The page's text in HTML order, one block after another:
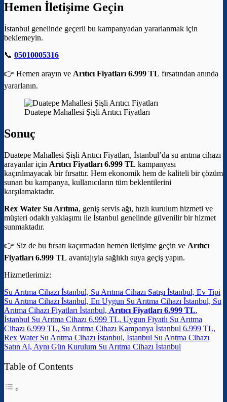
Hemen İletişime Geçin
İstanbul genelinde geçerli bu kampanyadan yararlanmak için
beklemeyin.
📞 05010005316
👉 Hemen arayın ve Arıtıcı Fiyatları 6.999 TL fırsatından anında
yararlanın.
Duatepe Mahallesi Şişli Arıtıcı Fiyatları
Sonuç
Duatepe Mahallesi Şişli Arıtıcı Fiyatları, İstanbul’da su arıtma cihazı
arayanlar için Arıtıcı Fiyatları 6.999 TL kampanyası
kaçırılmayacak bir fırsattır. Hem ekonomik hem de kaliteli bir çözüm
sunan bu kampanya, kullanıcıların tüm beklentilerini
karşılamaktadır.
Rex Water Su Arıtma, geniş servis ağı, hızlı kurulum hizmeti ve
müşteri odaklı yaklaşımı ile İstanbul genelinde güvenilir bir hizmet
sunmaktadır.
👉 Siz de bu fırsatı kaçırmadan hemen iletişime geçin ve Arıtıcı
Fiyatları 6.999 TL avantajıyla sağlıklı suya geçiş yapın.
Hizmetlerimiz:
Su Arıtma Cihazı İstanbul, Su Arıtma Cihazı Satışı İstanbul, Ev Tipi
Su Arıtma Cihazı İstanbul, En Uygun Su Arıtma Cihazı İstanbul, Su
Arıtma Cihazı Fiyatları İstanbul, Arıtıcı Fiyatları 6.999 TL,
İstanbul Su Arıtma Cihazı 6.999 TL, Uygun Fiyatlı Su Arıtma
Cihazı 6.999 TL, Su Arıtma Cihazı Kampanya İstanbul 6.999 TL,
Rex Water Su Arıtma Cihazı İstanbul, İstanbul Su Arıtma Cihazı
Satın Al, Aynı Gün Kurulum Su Arıtma Cihazı İstanbul
Table of Contents